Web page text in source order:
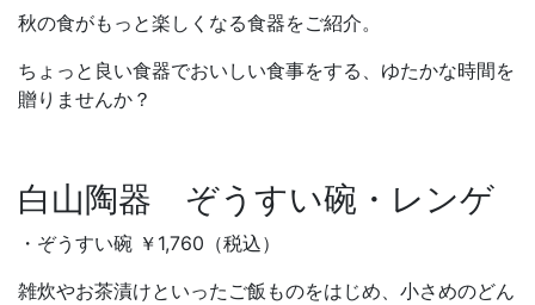
秋の食がもっと楽しくなる食器をご紹介。
ちょっと良い食器でおいしい食事をする、ゆたかな時間を
贈りませんか？
白山陶器 ぞうすい碗・レンゲ
・ぞうすい碗 ￥1,760（税込）
雑炊やお茶漬けといったご飯ものをはじめ、小さめのどん